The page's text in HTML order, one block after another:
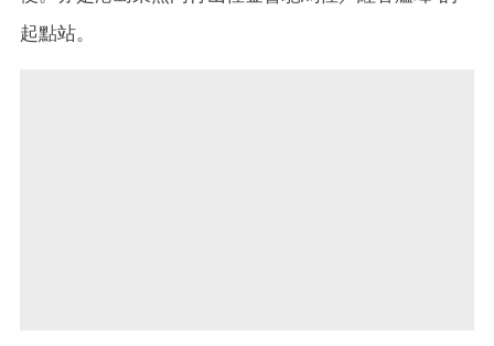
起點站。